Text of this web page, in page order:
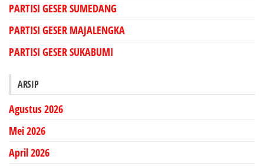
PARTISI GESER SUMEDANG
PARTISI GESER MAJALENGKA
PARTISI GESER SUKABUMI
ARSIP
Agustus 2026
Mei 2026
April 2026